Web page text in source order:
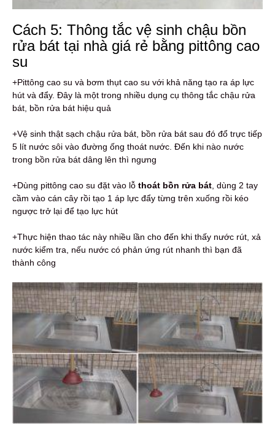
Cách 5: Thông tắc vệ sinh chậu bồn
rửa bát tại nhà giá rẻ bằng pittông cao
su
+Pittông cao su và bơm thụt cao su với khả năng tạo ra áp lực
hút và đẩy. Đây là một trong nhiều dụng cụ thông tắc chậu rửa
bát, bồn rửa bát hiệu quả
+Vệ sinh thật sạch chậu rửa bát, bồn rửa bát sau đó đổ trực tiếp
5 lít nước sôi vào đường ống thoát nước. Đến khi nào nước
trong bồn rửa bát dâng lên thì ngưng
+Dùng pittông cao su đặt vào lỗ thoát bồn rửa bát , dùng 2 tay
cầm vào cán cây rồi tạo 1 áp lực đẩy từng trên xuống rồi kéo
ngược trở lại để tạo lực hút
+Thực hiện thao tác này nhiều lần cho đến khi thấy nước rút, xả
nước kiểm tra, nếu nước có phản ứng rút nhanh thì bạn đã
thành công